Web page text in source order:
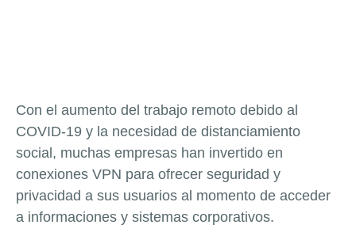
Con el aumento del trabajo remoto debido al
COVID-19 y la necesidad de distanciamiento
social, muchas empresas han invertido en
conexiones VPN para ofrecer seguridad y
privacidad a sus usuarios al momento de acceder
a informaciones y sistemas corporativos.